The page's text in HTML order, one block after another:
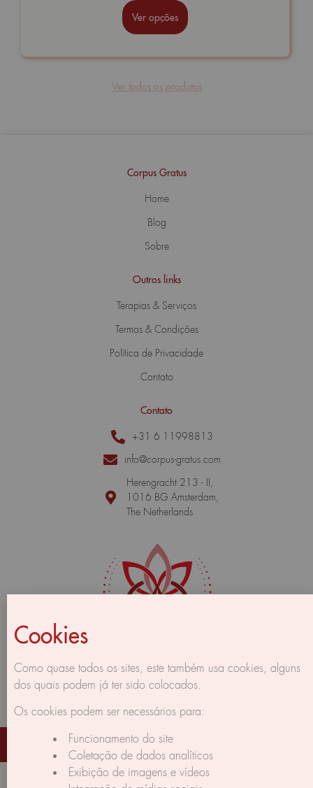
Ver opções
Ver todos os produtos
Corpus Gratus
Home
Blog
Sobre
Outros links
Terapias & Serviços
Termos & Condições
Política de Privacidade
Contato
Contato
+31 6 11998813
info@corpus-gratus.com
Herengracht 213 - II,
1016 BG Amsterdam,
The Netherlands
Corpus Gratus © 2026 All rights reserved | made by Braga's
Creations
Cookies
Como quase todos os sites, este também usa cookies, alguns
dos quais podem já ter sido colocados.
Os cookies podem ser necessários para:
Funcionamento do site
Coletação de dados analíticos
Exibição de imagens e vídeos